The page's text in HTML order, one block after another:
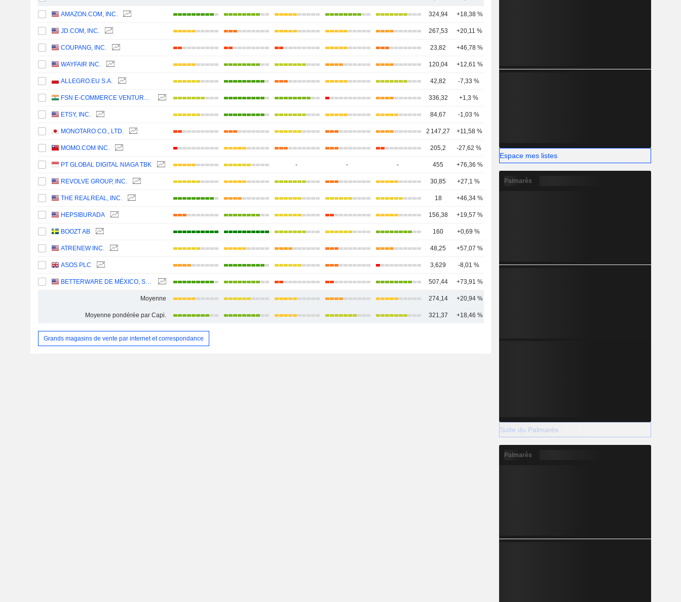
AMAZON.COM, INC. 324,94 +18,38 %
JD.COM, INC. 267,53 +20,11 %
COUPANG, INC. 23,82 +46,78 %
WAYFAIR INC. 120,04 +12,61 %
ALLEGRO.EU S.A. 42,82 -7,33 %
FSN E-COMMERCE VENTURES LIMITED 336,32 +1,3 %
ETSY, INC. 84,67 -1,03 %
MONOTARO CO., LTD. 2 147,27 +11,58 %
MOMO.COM INC. 205,2 -27,62 % 5
PT GLOBAL DIGITAL NIAGA TBK - - - 455 +76,36 % 1
REVOLVE GROUP, INC. 30,85 +27,1 %
THE REALREAL, INC. 18 +46,34 %
HEPSIBURADA 156,38 +19,57 %
BOOZT AB 160 +0,69 %
ATRENEW INC. 48,25 +57,07 %
ASOS PLC 3,629 -8,01 % 12
BETTERWARE DE MÉXICO, S.A.P.I. DE C.V. 507,44 +73,91 %
Moyenne 274,14 +20,94 %
Moyenne pondérée par Capi. 321,37 +18,46 %
Grands magasins de vente par internet et correspondance
Espace mes listes
Palmarès
Suite du Palmarès
Palmarès